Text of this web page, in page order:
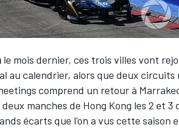
le mois dernier, ces trois villes vont
au calendrier, alors que deux
comprend un retour à
manches de Hong Kong les 2 et 3
écarts que l'on a vus cette saison